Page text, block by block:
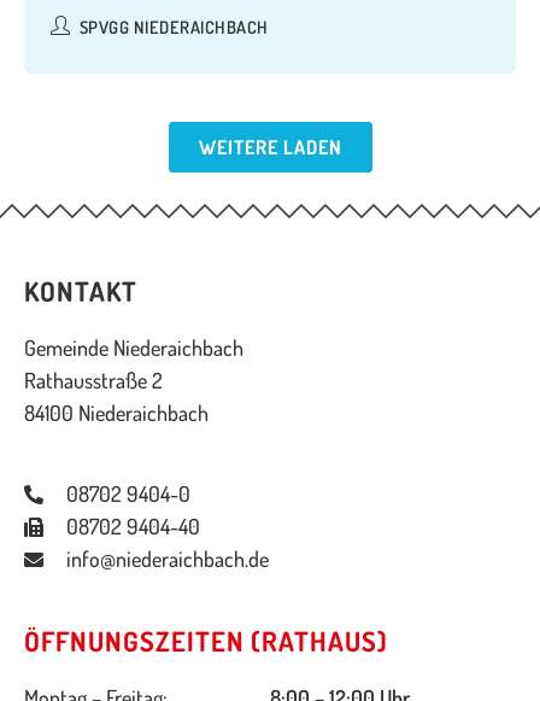
SPVGG NIEDERAICHBACH
WEITERE LADEN
KONTAKT
Gemeinde Niederaichbach
Rathausstraße 2
84100 Niederaichbach
08702 9404-0
08702 9404-40
info@niederaichbach.de
ÖFFNUNGSZEITEN (RATHAUS)